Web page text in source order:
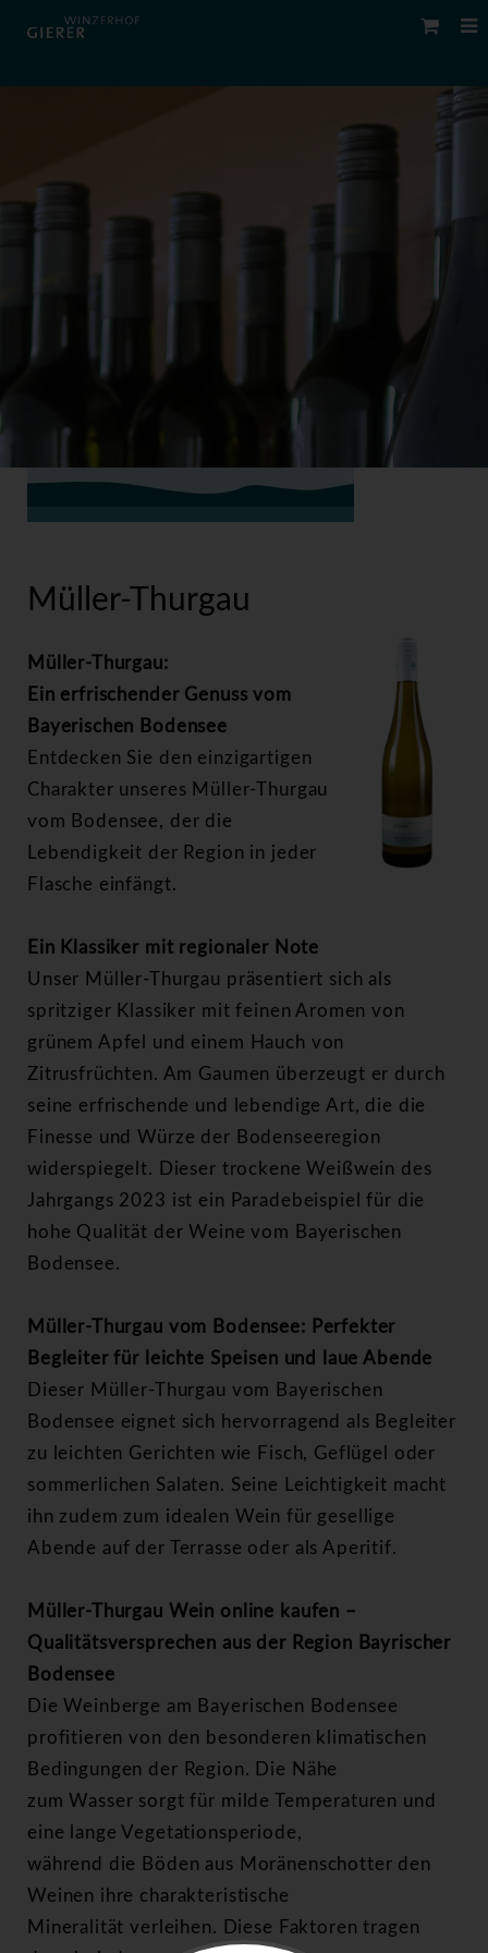
Müller-Thurgau
Müller-Thurgau:
Ein erfrischender Genuss vom
Bayerischen Bodensee
Entdecken Sie den einzigartigen
Charakter unseres Müller-Thurgau
vom Bodensee, der die
Lebendigkeit der Region in jeder
Flasche einfängt.
Ein Klassiker mit regionaler Note
Unser Müller-Thurgau präsentiert sich als
spritziger Klassiker mit feinen Aromen von
grünem Apfel und einem Hauch von
Zitrusfrüchten. Am Gaumen überzeugt er durch
seine erfrischende und lebendige Art, die die
Finesse und Würze der Bodenseeregion
widerspiegelt. Dieser trockene Weißwein des
Jahrgangs 2023 ist ein Paradebeispiel für die
hohe Qualität der Weine vom Bayerischen
Bodensee.
Müller-Thurgau vom Bodensee: Perfekter
Begleiter für leichte Speisen und laue Abende
Dieser Müller-Thurgau vom Bayerischen
Bodensee eignet sich hervorragend als Begleiter
zu leichten Gerichten wie Fisch, Geflügel oder
sommerlichen Salaten. Seine Leichtigkeit macht
ihn zudem zum idealen Wein für gesellige
Abende auf der Terrasse oder als Aperitif.
Müller-Thurgau Wein online kaufen –
Qualitätsversprechen aus der Region Bayrischer
Bodensee
Die Weinberge am Bayerischen Bodensee
profitieren von den besonderen klimatischen
Bedingungen der Region. Die Nähe
zum Wasser sorgt für milde Temperaturen und
eine lange Vegetationsperiode,
während die Böden aus Moränenschotter den
Weinen ihre charakteristische
Mineralität verleihen. Diese Faktoren tragen